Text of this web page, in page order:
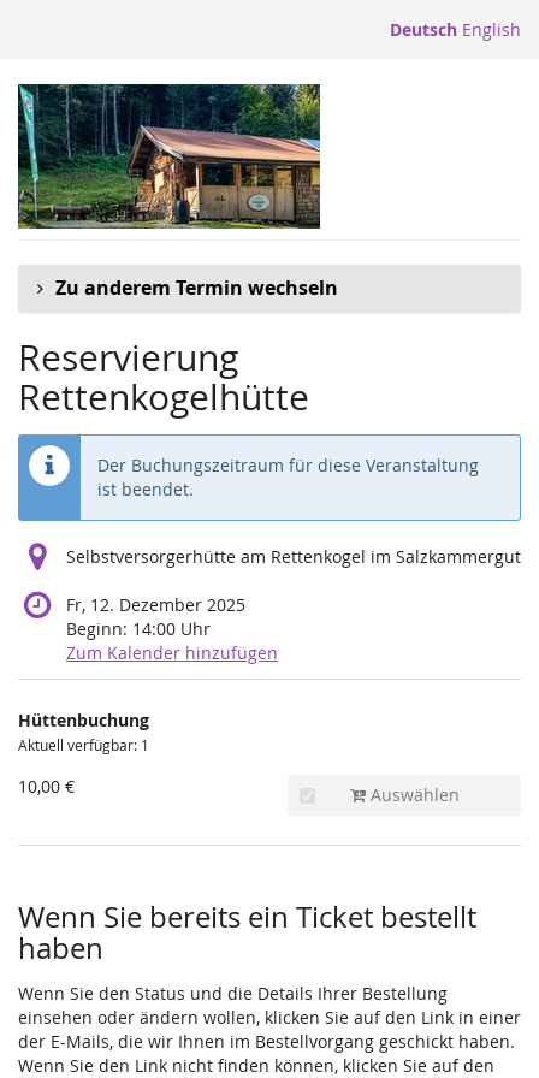
springen
Deutsch English
Zu anderem Termin wechseln
Reservierung
Rettenkogelhütte
Der Buchungszeitraum für diese Veranstaltung
ist beendet.
Selbstversorgerhütte am Rettenkogel im Salzkammergut
Fr, 12. Dezember 2025
Beginn: 14:00 Uhr
Zum Kalender hinzufügen
Produkte
Unkategorisierte
Produkte
Hüttenbuchung
Aktuell verfügbar: 1
10,00 € Auswählen
Wenn Sie bereits ein Ticket bestellt
haben
Wenn Sie den Status und die Details Ihrer Bestellung
einsehen oder ändern wollen, klicken Sie auf den Link in einer
der E-Mails, die wir Ihnen im Bestellvorgang geschickt haben.
Wenn Sie den Link nicht finden können, klicken Sie auf den